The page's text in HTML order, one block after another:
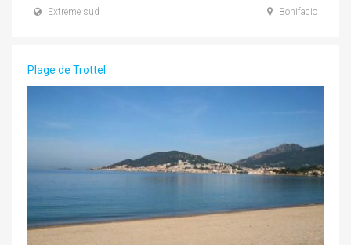
Extreme sud Bonifacio
Plage de Trottel